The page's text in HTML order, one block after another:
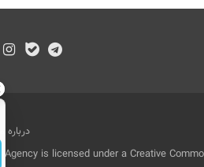
درباره ما
Agency is licensed under a Creative